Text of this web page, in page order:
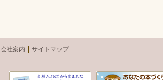
会社案内 サイトマップ